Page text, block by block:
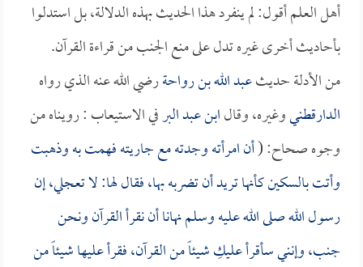
أهل العلم أقول: لم ينفرد هذا الحديث بهذه الدلالة، بل استدلوا
بأحاديث أخرى غيره تدل على منع الجنب من قراءة القرآن.
من الأدلة حديثعبد الله بن رواحةرضي الله عنه الذي رواه
الدارقطنيوغيره، وقالابن عبد البرفي الاستيعاب : رويناه من
وجوه صحاح: (أن امرأته وجدته مع جاريته فهمت به وذهبت
وأتت بالسكين كأنها تريد أن تضربه بها، فقال لها: لا تعجلي، إن
رسول الله صلى الله عليه وسلم نهانا أن نقرأ القرآن ونحن
جنب، وإنني سأقرأ عليكِ شيئاً من القرآن، فقرأ عليها شيئاً من